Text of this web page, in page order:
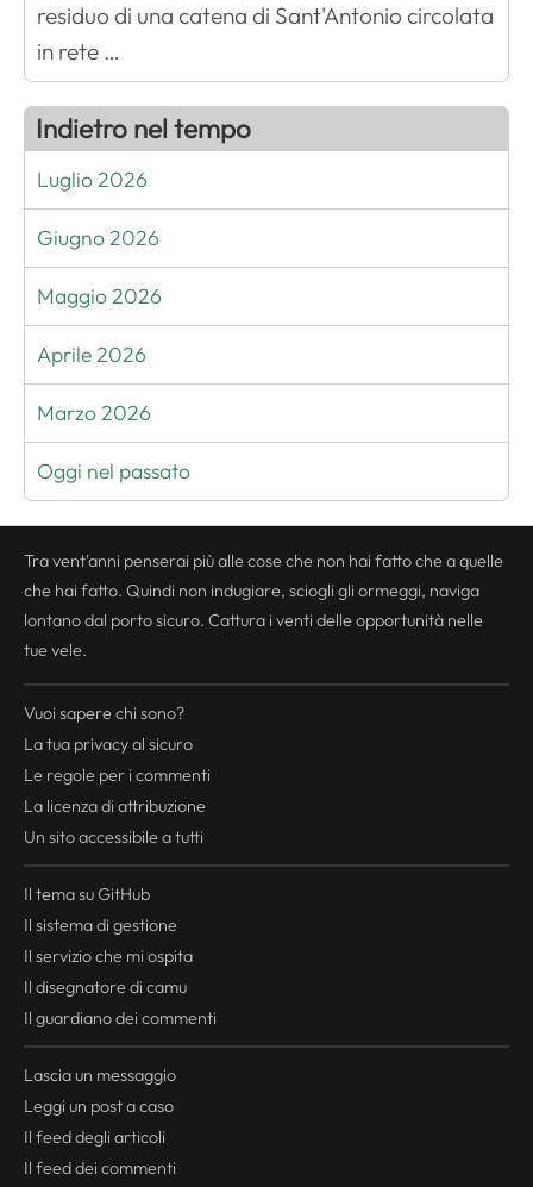
residuo di una catena di Sant'Antonio circolata
in rete …
Indietro nel tempo
Luglio 2026
Giugno 2026
Maggio 2026
Aprile 2026
Marzo 2026
Oggi nel passato
Tra vent'anni penserai più alle cose che non hai fatto che a quelle
che hai fatto. Quindi non indugiare, sciogli gli ormeggi, naviga
lontano dal porto sicuro. Cattura i venti delle opportunità nelle
tue vele.
Vuoi sapere chi sono?
La tua privacyal sicuro
Le regole per i commenti
La licenza di attribuzione
Un sito accessibile a tutti
Il tema su GitHub
Il sistema di gestione
Il servizio che mi ospita
Il disegnatore di camu
Il guardiano dei commenti
Lascia un messaggio
Leggi un post a caso
Il feeddegli articoli
Il feeddei commenti